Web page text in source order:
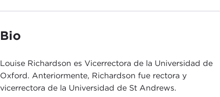
Bio
Louise Richardson es Vicerrectora de la Universidad de
Oxford. Anteriormente, Richardson fue rectora y
vicerrectora de la Universidad de St Andrews.